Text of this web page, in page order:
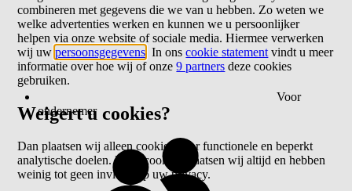
Voor
ondernemer
combineren met gegevens die we van u hebben. Zo weten we
welke advertenties werken en kunnen we u persoonlijker
helpen via onze website of sociale media. Hiermee verwerken
wij uwpersoonsgegevens . In onscookie statement vindt u meer
informatie over hoe wij of onze9 partners deze cookies
gebruiken.
Weigert u cookies?
Dan plaatsen wij alleen cookies voor functionele en beperkt
analytische doelen. Deze cookies plaatsen wij altijd en hebben
weinig tot geen invloed op uw privacy.